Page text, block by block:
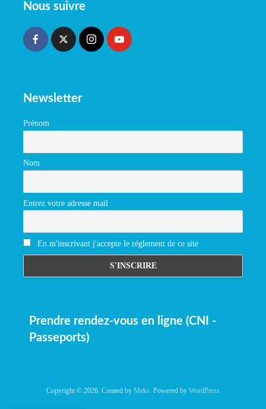
Nous suivre
Newsletter
Prénom
Nom
Entrez votre adresse mail
En m'inscrivant j'accepte le réglement de ce site
Prendre rendez-vous en ligne (CNI -
Passeports)
Copyright © 2026. Created by Meks . Powered by WordPress